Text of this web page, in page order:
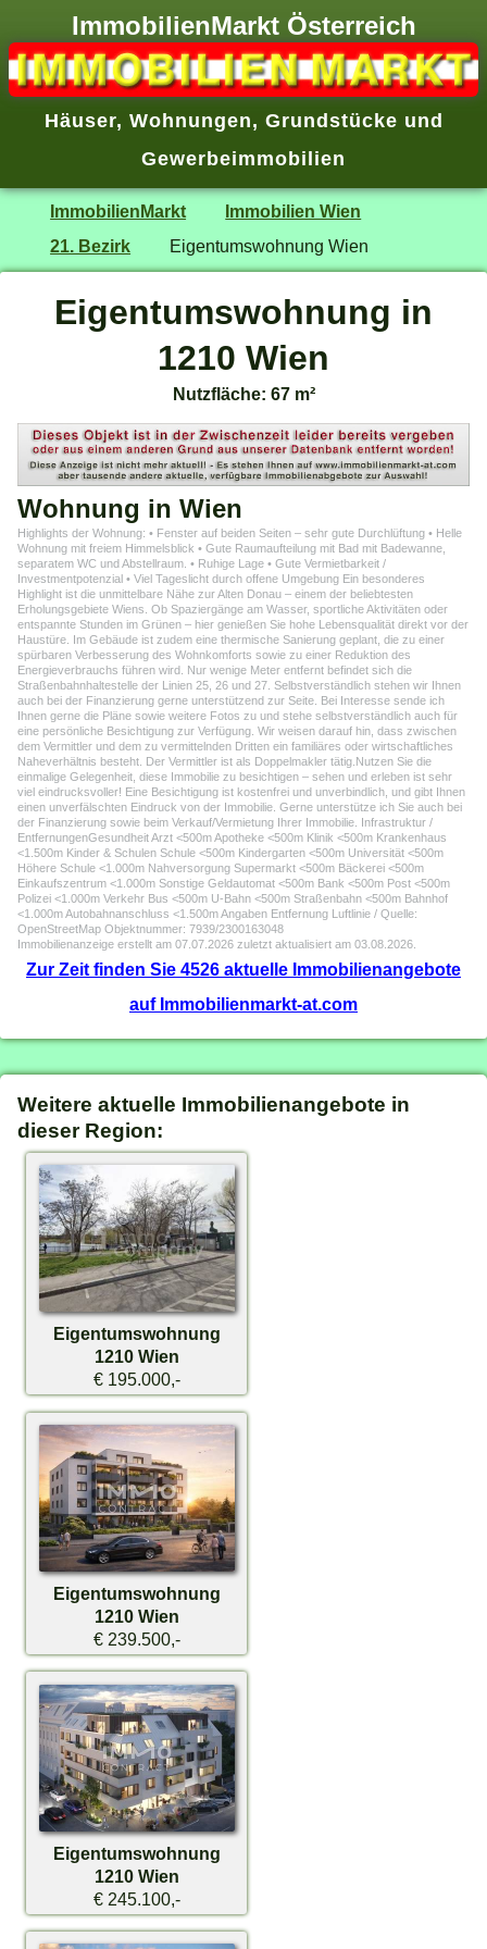
ImmobilienMarkt Österreich
Häuser, Wohnungen, Grundstücke und
Gewerbeimmobilien
ImmobilienMarkt
Immobilien Wien
21. Bezirk
Eigentumswohnung Wien
Eigentumswohnung in
1210 Wien
Nutzfläche: 67 m²
Wohnung in Wien
Highlights der Wohnung: • Fenster auf beiden Seiten – sehr gute Durchlüftung • Helle
Wohnung mit freiem Himmelsblick • Gute Raumaufteilung mit Bad mit Badewanne,
separatem WC und Abstellraum. • Ruhige Lage • Gute Vermietbarkeit /
Investmentpotenzial • Viel Tageslicht durch offene Umgebung Ein besonderes
Highlight ist die unmittelbare Nähe zur Alten Donau – einem der beliebtesten
Erholungsgebiete Wiens. Ob Spaziergänge am Wasser, sportliche Aktivitäten oder
entspannte Stunden im Grünen – hier genießen Sie hohe Lebensqualität direkt vor der
Haustüre. Im Gebäude ist zudem eine thermische Sanierung geplant, die zu einer
spürbaren Verbesserung des Wohnkomforts sowie zu einer Reduktion des
Energieverbrauchs führen wird. Nur wenige Meter entfernt befindet sich die
Straßenbahnhaltestelle der Linien 25, 26 und 27. Selbstverständlich stehen wir Ihnen
auch bei der Finanzierung gerne unterstützend zur Seite. Bei Interesse sende ich
Ihnen gerne die Pläne sowie weitere Fotos zu und stehe selbstverständlich auch für
eine persönliche Besichtigung zur Verfügung. Wir weisen darauf hin, dass zwischen
dem Vermittler und dem zu vermittelnden Dritten ein familiäres oder wirtschaftliches
Naheverhältnis besteht. Der Vermittler ist als Doppelmakler tätig.Nutzen Sie die
einmalige Gelegenheit, diese Immobilie zu besichtigen – sehen und erleben ist sehr
viel eindrucksvoller! Eine Besichtigung ist kostenfrei und unverbindlich, und gibt Ihnen
einen unverfälschten Eindruck von der Immobilie. Gerne unterstütze ich Sie auch bei
der Finanzierung sowie beim Verkauf/Vermietung Ihrer Immobilie. Infrastruktur /
EntfernungenGesundheit Arzt <500m Apotheke <500m Klinik <500m Krankenhaus
<1.500m Kinder & Schulen Schule <500m Kindergarten <500m Universität <500m
Höhere Schule <1.000m Nahversorgung Supermarkt <500m Bäckerei <500m
Einkaufszentrum <1.000m Sonstige Geldautomat <500m Bank <500m Post <500m
Polizei <1.000m Verkehr Bus <500m U-Bahn <500m Straßenbahn <500m Bahnhof
<1.000m Autobahnanschluss <1.500m Angaben Entfernung Luftlinie / Quelle:
OpenStreetMap Objektnummer: 7939/2300163048
Immobilienanzeige erstellt am 07.07.2026 zuletzt aktualisiert am 03.08.2026.
Zur Zeit finden Sie 4526 aktuelle Immobilienangebote
auf Immobilienmarkt-at.com
Weitere aktuelle Immobilienangebote in
dieser Region:
Eigentumswohnung
1210 Wien
€ 195.000,-
Eigentumswohnung
1210 Wien
€ 239.500,-
Eigentumswohnung
1210 Wien
€ 245.100,-